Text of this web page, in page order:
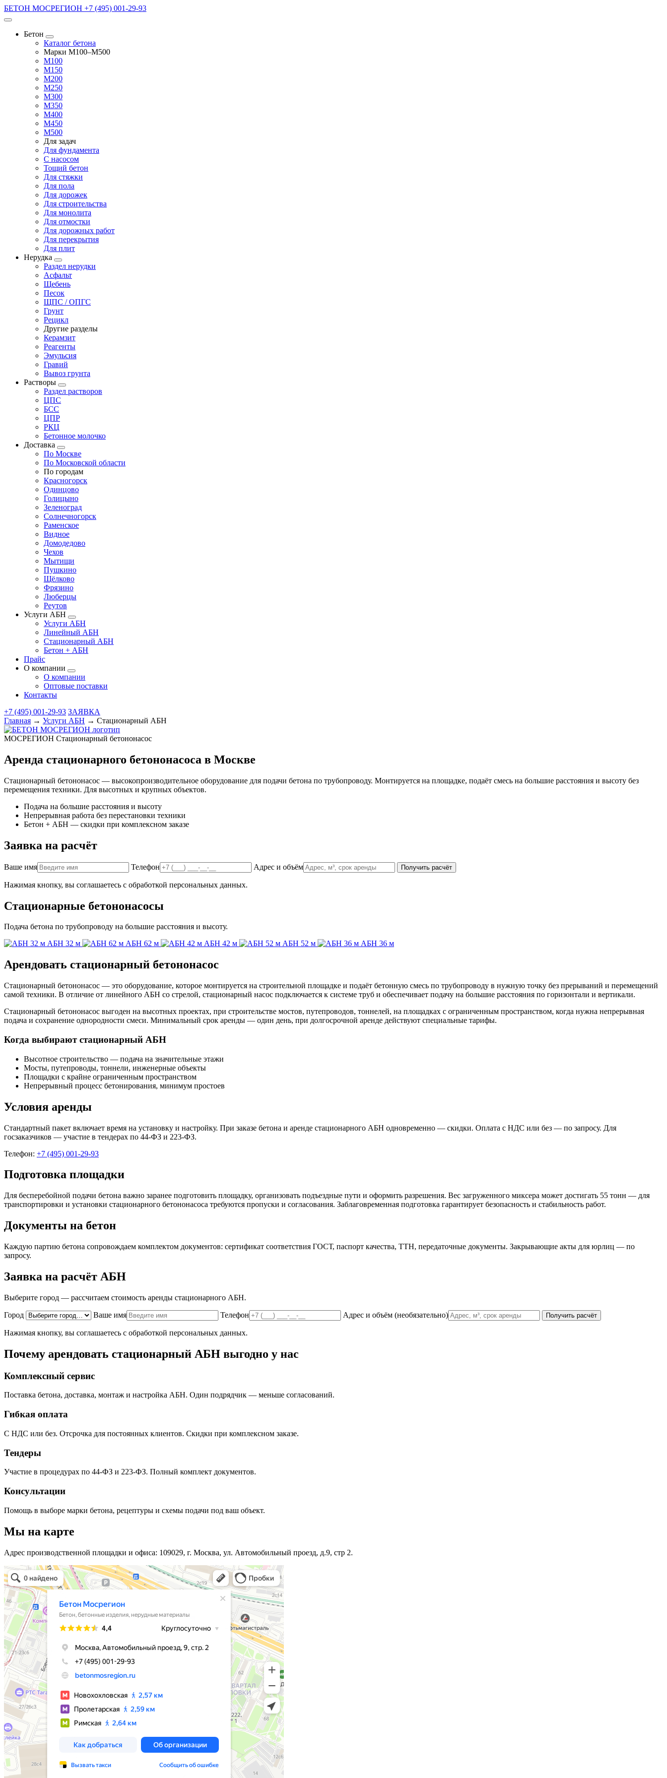
БЕТОН МОСРЕГИОН +7 (495) 001-29-93
Бетон
Каталог бетона
Марки М100–М500
М100
М150
М200
М250
М300
М350
М400
М450
М500
Для задач
Для фундамента
С насосом
Тощий бетон
Для стяжки
Для пола
Для дорожек
Для строительства
Для монолита
Для отмостки
Для дорожных работ
Для перекрытия
Для плит
Нерудка
Раздел нерудки
Асфальт
Щебень
Песок
ЩПС / ОПГС
Грунт
Рецикл
Другие разделы
Керамзит
Реагенты
Эмульсия
Гравий
Вывоз грунта
Растворы
Раздел растворов
ЦПС
БСС
ЦПР
РКЦ
Бетонное молочко
Доставка
По Москве
По Московской области
По городам
Красногорск
Одинцово
Голицыно
Зеленоград
Солнечногорск
Раменское
Видное
Домодедово
Чехов
Мытищи
Пушкино
Щёлково
Фрязино
Люберцы
Реутов
Услуги АБН
Услуги АБН
Линейный АБН
Стационарный АБН
Бетон + АБН
Прайс
О компании
О компании
Оптовые поставки
Контакты
+7 (495) 001-29-93 ЗАЯВКА
Главная → Услуги АБН → Стационарный АБН
МОСРЕГИОН Стационарный бетононасос
Аренда стационарного бетононасоса в Москве
Стационарный бетононасос — высокопроизводительное оборудование для подачи бетона по трубопроводу. Монтируется на площадке, подаёт смесь на большие расстояния и высоту без
перемещения техники. Для высотных и крупных объектов.
Подача на большие расстояния и высоту
Непрерывная работа без перестановки техники
Бетон + АБН — скидки при комплексном заказе
Заявка на расчёт
Ваше имя Телефон Адрес и объём Получить расчёт
Нажимая кнопку, вы соглашаетесь с обработкой персональных данных.
Стационарные бетононасосы
Подача бетона по трубопроводу на большие расстояния и высоту.
АБН 32 м
АБН 62 м АБН 42 м АБН 52 м АБН 36 м
Арендовать стационарный бетононасос
Стационарный бетононасос — это оборудование, которое монтируется на строительной площадке и подаёт бетонную смесь по трубопроводу в нужную точку без прерываний и перемещений
самой техники. В отличие от линейного АБН со стрелой, стационарный насос подключается к системе труб и обеспечивает подачу на большие расстояния по горизонтали и вертикали.
Стационарный бетононасос выгоден на высотных проектах, при строительстве мостов, путепроводов, тоннелей, на площадках с ограниченным пространством, когда нужна непрерывная
подача и сохранение однородности смеси. Минимальный срок аренды — один день, при долгосрочной аренде действуют специальные тарифы.
Когда выбирают стационарный АБН
Высотное строительство — подача на значительные этажи
Мосты, путепроводы, тоннели, инженерные объекты
Площадки с крайне ограниченным пространством
Непрерывный процесс бетонирования, минимум простоев
Условия аренды
Стандартный пакет включает время на установку и настройку. При заказе бетона и аренде стационарного АБН одновременно — скидки. Оплата с НДС или без — по запросу. Для
госзаказчиков — участие в тендерах по 44-ФЗ и 223-ФЗ.
Телефон: +7 (495) 001-29-93
Подготовка площадки
Для бесперебойной подачи бетона важно заранее подготовить площадку, организовать подъездные пути и оформить разрешения. Вес загруженного миксера может достигать 55 тонн — для
транспортировки и установки стационарного бетононасоса требуются пропуски и согласования. Заблаговременная подготовка гарантирует безопасность и стабильность работ.
Документы на бетон
Каждую партию бетона сопровождаем комплектом документов: сертификат соответствия ГОСТ, паспорт качества, ТТН, передаточные документы. Закрывающие акты для юрлиц — по
запросу.
Заявка на расчёт АБН
Выберите город — рассчитаем стоимость аренды стационарного АБН.
Город Ваше имя Телефон Адрес и объём (необязательно) Получить расчёт
Нажимая кнопку, вы соглашаетесь с обработкой персональных данных.
Почему арендовать стационарный АБН выгодно у нас
Комплексный сервис
Поставка бетона, доставка, монтаж и настройка АБН. Один подрядчик — меньше согласований.
Гибкая оплата
С НДС или без. Отсрочка для постоянных клиентов. Скидки при комплексном заказе.
Тендеры
Участие в процедурах по 44-ФЗ и 223-ФЗ. Полный комплект документов.
Консультации
Помощь в выборе марки бетона, рецептуры и схемы подачи под ваш объект.
Мы на карте
Адрес производственной площадки и офиса: 109029, г. Москва, ул. Автомобильный проезд, д.9, стр 2.